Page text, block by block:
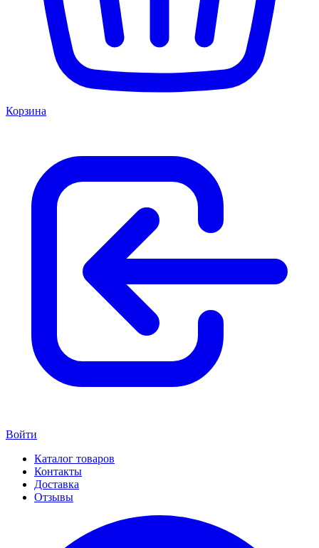
Корзина
Войти
Каталог товаров
Контакты
Доставка
Отзывы